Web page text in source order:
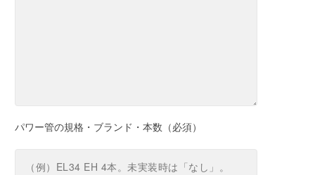
パワー管の規格・ブランド・本数（必須）